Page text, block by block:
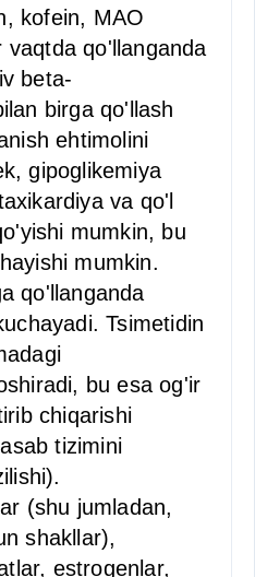
kofein, MAO
vaqtda qo'llanganda
beta-
birga qo'llash
ehtimolini
gipoglikemiya
va qo'l
mumkin, bu
mumkin.
qo'llanganda
Tsimetidin
bu esa og'ir
chiqarishi
tizimini
(shu jumladan,
shakllar),
estrogenlar,